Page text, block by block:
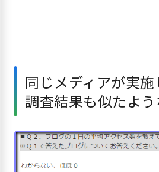
同じメディアが実
調査結果も似たよ